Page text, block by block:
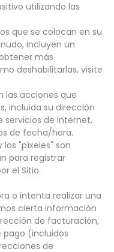
utilizando las
que se colocan en su
incluyen un
más
deshabilitarlas, visite
las acciones que
incluida su dirección
servicios de Internet,
de fecha/hora.
los "píxeles" son
para registrar
el Sitio.
o intenta realizar una
cierta información
de facturación,
(incluidos
de